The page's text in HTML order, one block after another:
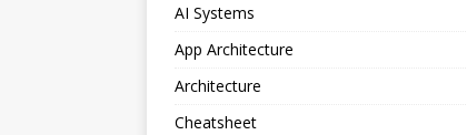
AI Systems
App Architecture
Architecture
Cheatsheet